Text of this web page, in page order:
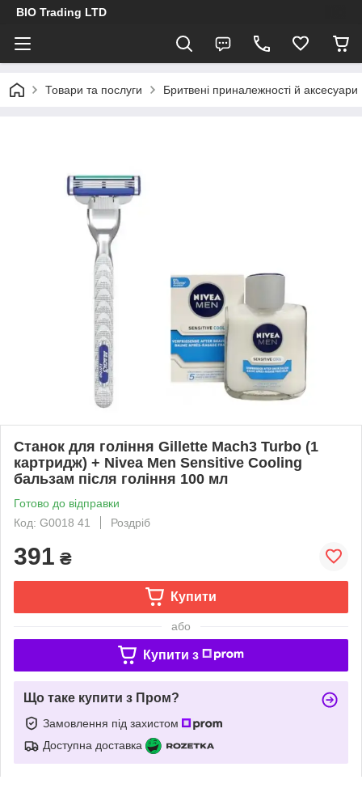
BIO Trading LTD
Товари та послуги Бритвені приналежності й аксесуари
Станок для гоління Gillette Mach3 Turbo (1
картридж) + Nivea Men Sensitive Cooling
бальзам після гоління 100 мл
Готово до відправки
Код: G0018 41
Роздріб
391 ₴
Купити
або
Купити з
Що таке купити з Пром?
Замовлення під захистом
Доступна доставка